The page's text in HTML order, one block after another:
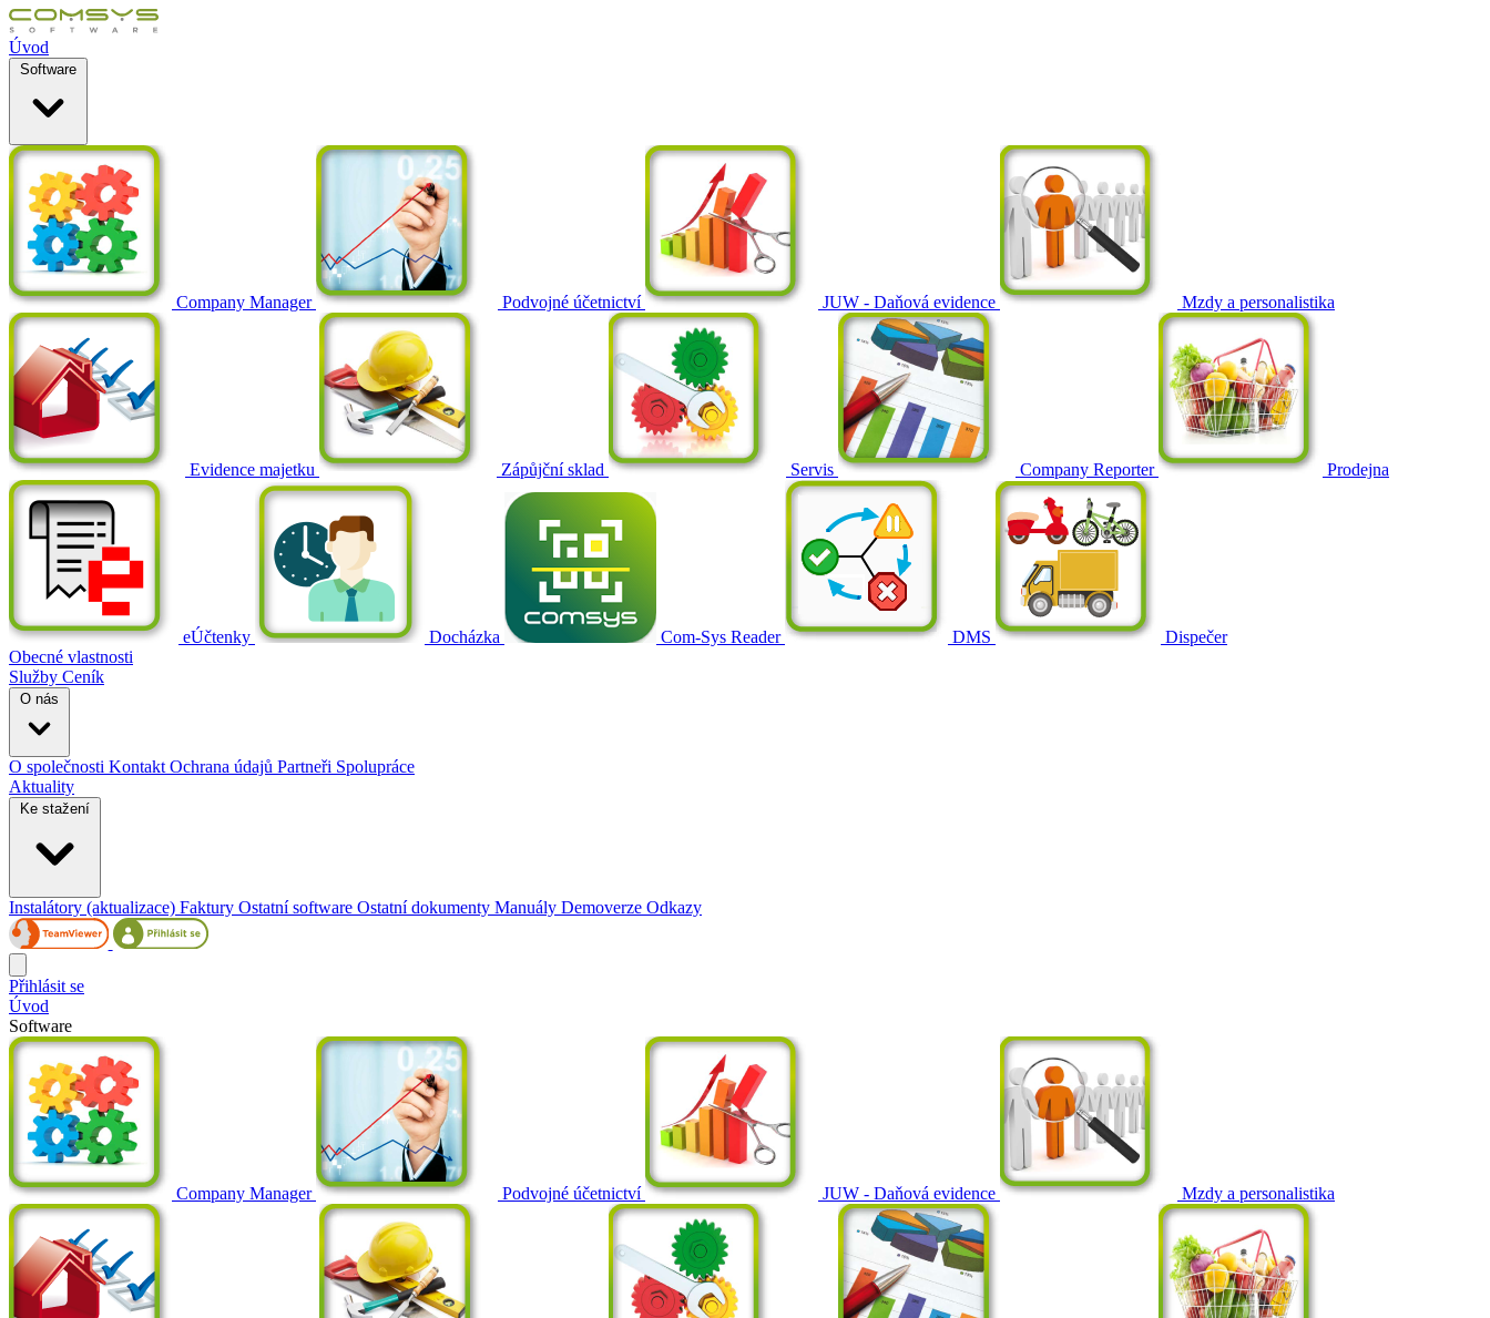
Úvod
Software
Company Manager Podvojné účetnictví JUW - Daňová evidence Mzdy a personalistika
Evidence majetku Zápůjční sklad Servis Company Reporter Prodejna
eÚčtenky Docházka Com-Sys Reader DMS
Dispečer
Obecné vlastnosti
Služby Ceník
O nás
O společnosti Kontakt Ochrana údajů Partneři Spolupráce
Aktuality
Ke stažení
Instalátory (aktualizace) Faktury Ostatní software Ostatní dokumenty Manuály Demoverze Odkazy
Přihlásit se
Úvod
Software
Company Manager Podvojné účetnictví JUW - Daňová evidence Mzdy a personalistika